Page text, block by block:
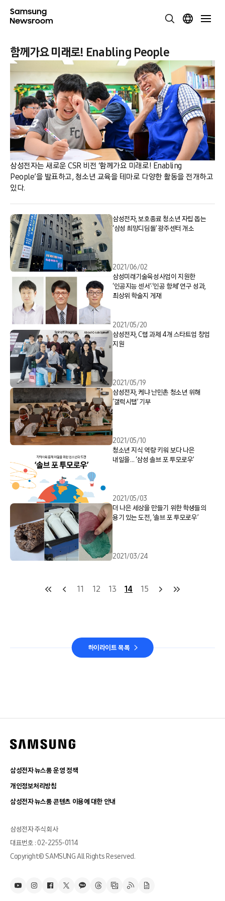
함께가요 미래로! Enabling People
삼성전자는 새로운 CSR 비전 ‘함께가요 미래로! Enabling
People’을 발표하고, 청소년 교육을 테마로 다양한 활동을 전개하고
있다.
삼성전자, 보호종료 청소년 자립 돕는
‘삼성 희망디딤돌’ 광주센터 개소
2021/06/02
삼성미래기술육성사업이 지원한
‘인공지능 센서’·‘인공 항체’ 연구 성과,
최상위 학술지 게재
2021/05/20
삼성전자, C랩 과제 4개 스타트업 창업
지원
2021/05/19
삼성전자, 케냐 난민촌 청소년 위해
‘갤럭시탭’ 기부
2021/05/10
청소년 지식 역량 키워 보다 나은
내일을… ‘삼성 솔브 포 투모로우’
2021/05/03
더 나은 세상을 만들기 위한 학생들의
용기 있는 도전, ‘솔브 포 투모로우’
2021/03/24
11 12 13 14 15
하이라이트 목록
삼성전자 뉴스룸 운영 정책
개인정보처리방침
삼성전자 뉴스룸 콘텐츠 이용에 대한 안내
삼성전자 주식회사
대표번호 : 02-2255-0114
Copyright© SAMSUNG All Rights Reserved.